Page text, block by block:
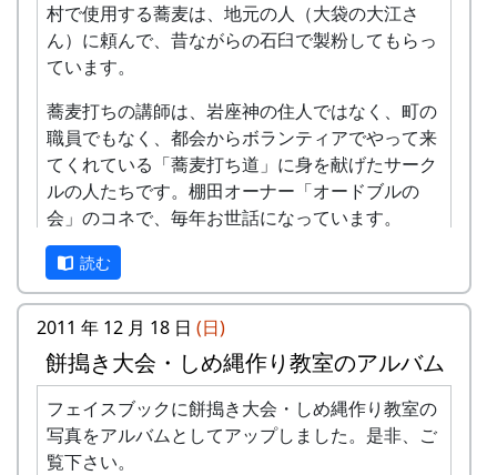
の米づくりを体験できます。
収穫した米を全部お持ち帰りいただけます。
(100平方メートルの収穫収量は玄米で約30キ
ロです。) 清流の里、岩座神地区のコシヒカ
リは特においしいと評判です。
田すき、田ごしらえ、水管理、病害虫対策(3
回程度)、施肥、脱穀、乾燥、籾すりなどは
地元農家で担当します。
実りの時期には、かかしを立てることができ
ます。
多可町の宿泊施設を安く利用できます(青年
の家、悠遊館、ハーモニーパークなど)。
多可町の特産品がもらえます(1万円相当)。
地元の新鮮な野菜を購入できます。
田植え、稲刈り時のイベントに参加できま
す。
多可町の祭などにもご参加ください。
村で使用する蕎麦は、地元の人（大袋の大江さ
ん）に頼んで、昔ながらの石臼で製粉してもらっ
ています。
蕎麦打ちの講師は、岩座神の住人ではなく、町の
職員でもなく、都会からボランティアでやって来
てくれている「蕎麦打ち道」に身を献げたサーク
ルの人たちです。棚田オーナー「オードブルの
会」のコネで、毎年お世話になっています。
挽き立ての蕎麦粉を使った手打ちの蕎麦、おいし
いですよ。
毎年、こんな感じで蕎麦打ち大会をやっていま
す。
2008-01-20 岩座神の絵日記 2008年1月20日
2010-01-24 岩座神の絵日記 2010年1月24日
読む
2011 年 12 月 18 日 (日)
餅搗き大会・しめ縄作り教室のアルバム
フェイスブックに餅搗き大会・しめ縄作り教室の
写真をアルバムとしてアップしました。是非、ご
覧下さい。